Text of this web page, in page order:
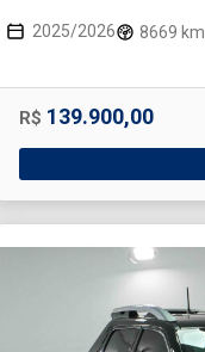
2025/2026 8669 km
R$ 139.900,00